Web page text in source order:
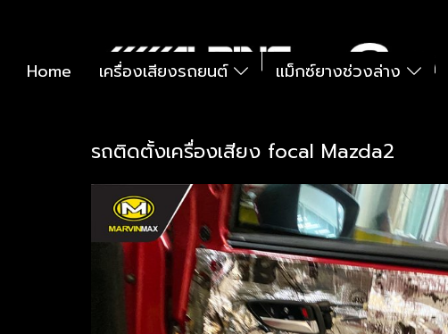
Home เครื่องเสียงรถยนต์ แม็กซ์ยางช่วงล่าง
รถติดตั้งเครื่องเสียง focal Mazda2